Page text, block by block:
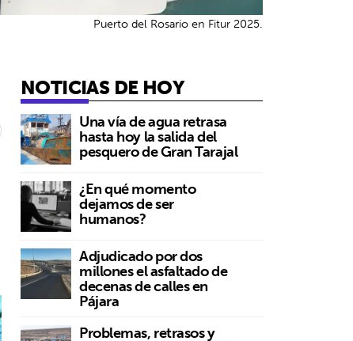
Puerto del Rosario en Fitur 2025.
NOTICIAS DE HOY
Una vía de agua retrasa
hasta hoy la salida del
pesquero de Gran Tarajal
¿En qué momento
dejamos de ser
humanos?
Adjudicado por dos
millones el asfaltado de
decenas de calles en
Pájara
Problemas, retrasos y